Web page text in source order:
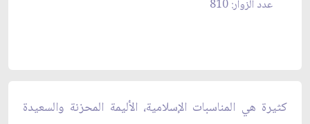
عدد الزوار: 810
كثيرة هي المناسبات الإسلامية، الأليمة المحزنة والسعيدة